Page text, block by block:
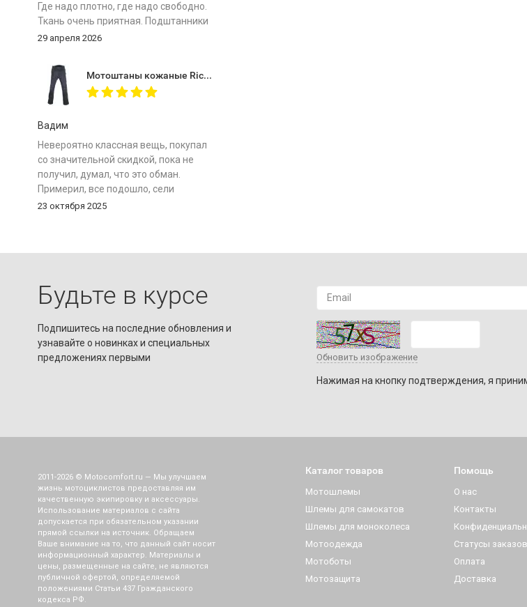
Где надо плотно, где надо свободно.
Ткань очень приятная. Подштанники
особенно комфортные. Важно -
Сравниваю с отечественными
топовыми штанами одного бренда и
рыдаю... Почему у меня не было таких
в моем путешествии на Байкал.
Огромное спасибо магазину за
29 апреля 2026
Мотоштаны кожаные Richa Vintage Black
Вадим
Невероятно классная вещь, покупал
со значительной скидкой, пока не
получил, думал, что это обман.
Примерил, все подошло, сели
идеально. Они сероватого цвета, не
штаны могут оказаться
коротковатыми. Очень рад покупке.
23 октября 2025
Будьте в курсе
Подпишитесь на последние обновления и
узнавайте о новинках и специальных
предложениях первыми
Обновить изображение
Нажимая на кнопку подтверждения, я
2011-2026 © Motocomfort.ru — Мы улучшаем
жизнь мотоциклистов предоставляя им
качественную экипировку и аксессуары.
Использование материалов с сайта
допускается при обязательном указании
прямой ссылки на источник. Обращаем
Ваше внимание на то, что данный сайт носит
информационный характер. Материалы и
цены, размещенные на сайте, не являются
публичной офертой, определяемой
положениями Статьи 437 Гражданского
кодекса РФ.
Каталог товаров
Мотошлемы
Шлемы для самокатов
Шлемы для моноколеса
Мотоодежда
Мотоботы
Мотозащита
Помощь
О нас
Контакты
Статусы заказов
Оплата
Доставка